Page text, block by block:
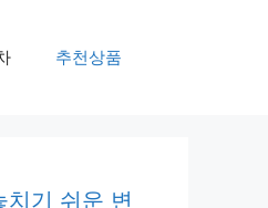
추천상품
치기 쉬운 변